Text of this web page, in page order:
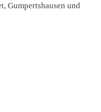
Gumpertshausen und